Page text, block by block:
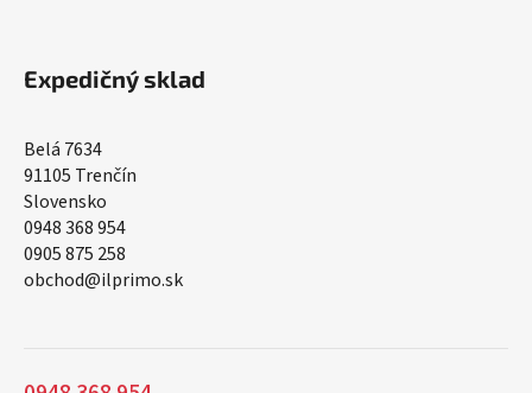
Expedičný sklad
Belá 7634
91105 Trenčín
Slovensko
0948 368 954
0905 875 258
obchod@ilprimo.sk